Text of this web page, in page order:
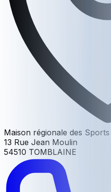
Maison régionale des Sports
13 Rue Jean Moulin
54510 TOMBLAINE